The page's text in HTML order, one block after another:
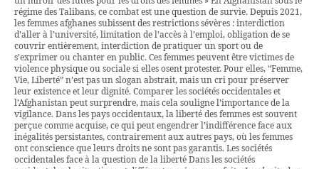
régime des Talibans, ce combat est une question de survie. Depuis 2021,
les femmes afghanes subissent des restrictions sévères : interdiction
d’aller à l’université, limitation de l’accès à l’emploi, obligation de se
couvrir entièrement, interdiction de pratiquer un sport ou de
s’exprimer ou chanter en public. Ces femmes peuvent être victimes de
violence physique ou sociale si elles osent protester. Pour elles, “Femme,
Vie, Liberté” n’est pas un slogan abstrait, mais un cri pour préserver
leur existence et leur dignité. Comparer les sociétés occidentales et
l’Afghanistan peut surprendre, mais cela souligne l’importance de la
vigilance. Dans les pays occidentaux, la liberté des femmes est souvent
perçue comme acquise, ce qui peut engendrer l’indifférence face aux
inégalités persistantes, contrairement aux autres pays, où les femmes
ont conscience que leurs droits ne sont pas garantis. Les sociétés
occidentales face à la question de la liberté Dans les sociétés